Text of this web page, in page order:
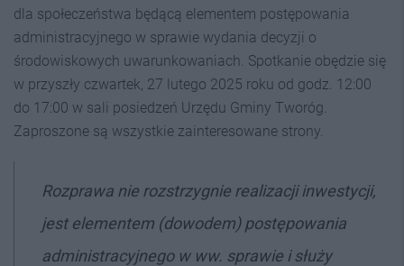
dla społeczeństwa będącą elementem postępowania
administracyjnego w sprawie wydania decyzji o
środowiskowych uwarunkowaniach. Spotkanie obędzie się
w przyszły czwartek, 27 lutego 2025 roku od godz. 12:00
do 17:00 w sali posiedzeń Urzędu Gminy Tworóg.
Zaproszone są wszystkie zainteresowane strony.
Rozprawa nie rozstrzygnie realizacji inwestycji,
jest elementem (dowodem) postępowania
administracyjnego w ww. sprawie i służy